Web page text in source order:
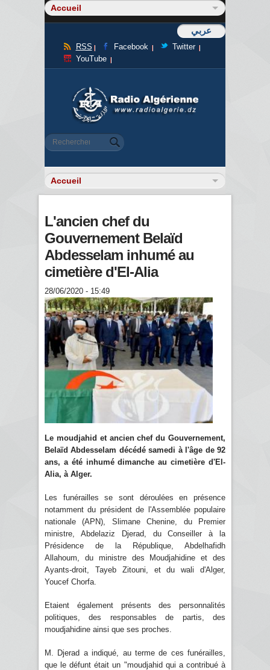
عربي
RSS Facebook
Twitter
YouTube
Formulaire de recherche
Rechercher
L'ancien chef du
Gouvernement Belaïd
Abdesselam inhumé au
cimetière d'El-Alia
28/06/2020 - 15:49
Le moudjahid et ancien chef du Gouvernement,
Belaïd Abdesselam décédé samedi à l'âge de 92
ans, a été inhumé dimanche au cimetière d'El-
Alia, à Alger.
Les funérailles se sont déroulées en présence
notamment du président de l'Assemblée populaire
nationale (APN), Slimane Chenine, du Premier
ministre, Abdelaziz Djerad, du Conseiller à la
Présidence de la République, Abdelhafidh
Allahoum, du ministre des Moudjahidine et des
Ayants-droit, Tayeb Zitouni, et du wali d'Alger,
Youcef Chorfa.
Etaient également présents des personnalités
politiques, des responsables de partis, des
moudjahidine ainsi que ses proches.
M. Djerad a indiqué, au terme de ces funérailles,
que le défunt était un "moudjahid qui a contribué à